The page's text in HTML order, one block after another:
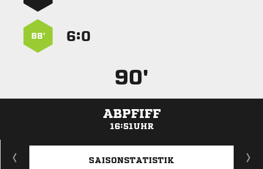
:
88’
90'
ABPFIFF
16:51UHR
ANZEIGE
SAISONSTATISTIK